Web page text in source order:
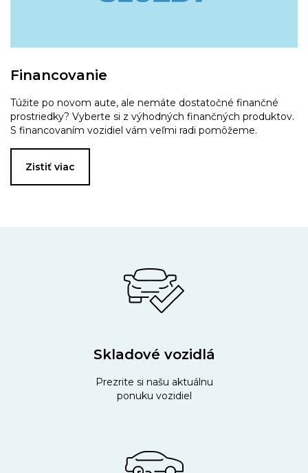
Financovanie
Túžite po novom aute, ale nemáte dostatočné finančné
prostriedky? Vyberte si z výhodných finančných produktov.
S financovaním vozidiel vám veľmi radi pomôžeme.
Zistiť viac
Skladové vozidlá
Prezrite si našu aktuálnu
ponuku vozidiel